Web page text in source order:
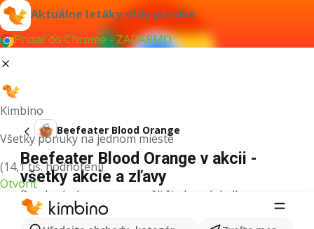
Aktuálne letáky vždy po ruke
Pridať do Chrome - ZADARMO
Kimbino
Všetky ponuky na jednom mieste
(14,1 tis. hodnotení)
Otvoriť
Beefeater Blood Orange
Beefeater Blood Orange v akcii -
všetky akcie a zľavy
Pre daný výraz sme nenašli žiadne výsledky.
Beefeater Blood Orange v akcii - Kde